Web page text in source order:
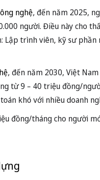
nghệ, đến năm 2025,
người. Điều này cho
Lập trình viên, kỹ sư
, đến năm 2030, Việt
từ 9 – 40 triệu đồng/
khó với nhiều doanh
đồng/tháng cho người